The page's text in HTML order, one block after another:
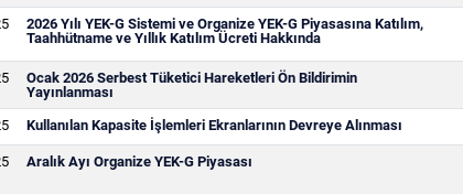
2026 Yılı YEK-G Sistemi ve Organize YEK-G Piyasasına Katılım,
Taahhütname ve Yıllık Katılım Ücreti Hakkında
Ocak 2026 Serbest Tüketici Hareketleri Ön Bildirimin
Yayınlanması
Kullanılan Kapasite İşlemleri Ekranlarının Devreye Alınması
Aralık Ayı Organize YEK-G Piyasası